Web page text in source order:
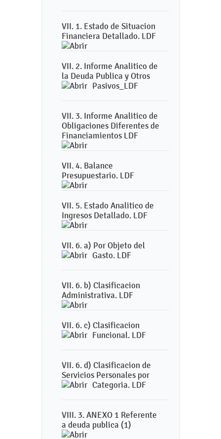
VII. 1. Estado de Situacion
Financiera Detallado. LDF
VII. 2. Informe Analitico de
la Deuda Publica y Otros
Pasivos_LDF
VII. 3. Informe Analitico de
Obligaciones Diferentes de
Financiamientos LDF
VII. 4. Balance
Presupuestario. LDF
VII. 5. Estado Analitico de
Ingresos Detallado. LDF
VII. 6. a) Por Objeto del
Gasto. LDF
VII. 6. b) Clasificacion
Administrativa. LDF
VII. 6. c) Clasificacion
Funcional. LDF
VII. 6. d) Clasificacion de
Servicios Personales por
Categoria. LDF
VIII. 3. ANEXO 1 Referente
a deuda publica (1)